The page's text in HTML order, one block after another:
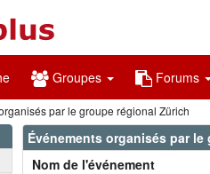
Groupes Forums
par le groupe régional Zürich
Événements organisés par
Nom de l'événement